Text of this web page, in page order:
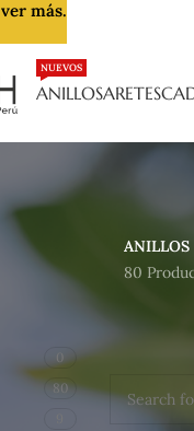
ANILLOS
NUEVOS
ARETES
ANILLOS
80
0
80
No se
ver más.